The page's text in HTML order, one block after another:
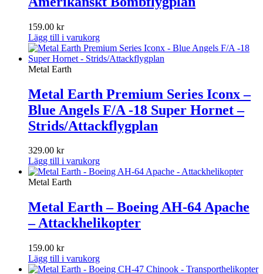
159.00 kr
Lägg till i varukorg
Metal Earth
Metal Earth Premium Series Iconx –
Blue Angels F/A -18 Super Hornet –
Strids/Attackflygplan
329.00 kr
Lägg till i varukorg
Metal Earth
Metal Earth – Boeing AH-64 Apache
– Attackhelikopter
159.00 kr
Lägg till i varukorg